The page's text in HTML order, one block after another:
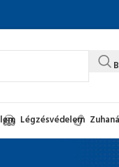
Légzésvédelem